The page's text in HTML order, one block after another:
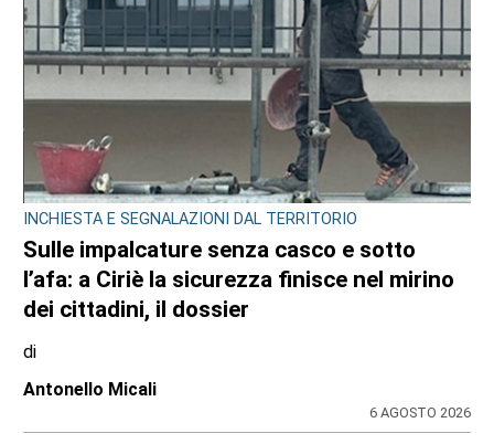
INCHIESTA E SEGNALAZIONI DAL TERRITORIO
Sulle impalcature senza casco e sotto
l’afa: a Ciriè la sicurezza finisce nel mirino
dei cittadini, il dossier
di
Antonello Micali
6 AGOSTO 2026